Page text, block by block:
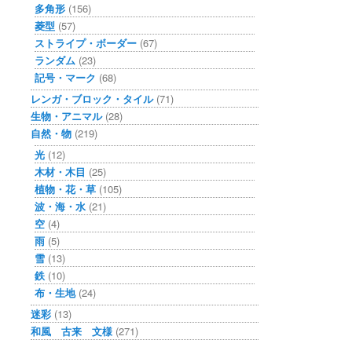
多角形 (156)
菱型 (57)
ストライプ・ボーダー (67)
ランダム (23)
記号・マーク (68)
レンガ・ブロック・タイル(71)
生物・アニマル(28)
自然・物 (219)
光 (12)
木材・木目 (25)
植物・花・草 (105)
波・海・水 (21)
空 (4)
雨 (5)
雪 (13)
鉄 (10)
布・生地(24)
迷彩 (13)
和風 古来 文様 (271)